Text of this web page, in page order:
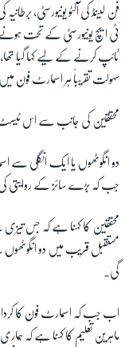
FOLLOW US
زبان
فن لینڈ کی آلٹو یونیورسٹی،
ٹائپ کرنے کے لیے کہا گیا تھا،
سہولت تقریباً ہر اسمارٹ فون
محققین کی جانب سے اس ٹیسٹ کا
جب کہ بڑے سائز کے روایتی کی بورڈ پر یہ
محققین کا کہنا ہے کہ جس تیزی
مستقبل قریب میں دو
گی۔
اب جب کہ اسمارٹ فون کا
ماہرین تعلیم کا کہنا ہے کہ